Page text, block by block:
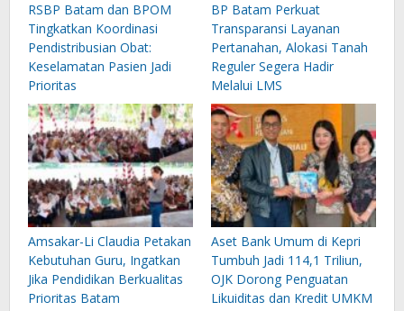
RSBP Batam dan BPOM
Tingkatkan Koordinasi
Pendistribusian Obat:
Keselamatan Pasien Jadi
Prioritas
BP Batam Perkuat
Transparansi Layanan
Pertanahan, Alokasi Tanah
Reguler Segera Hadir
Melalui LMS
Amsakar-Li Claudia Petakan
Kebutuhan Guru, Ingatkan
Jika Pendidikan Berkualitas
Prioritas Batam
Aset Bank Umum di Kepri
Tumbuh Jadi 114,1 Triliun,
OJK Dorong Penguatan
Likuiditas dan Kredit UMKM